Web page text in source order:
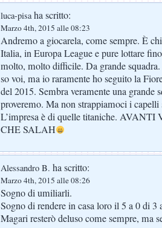
luca-pisaha scritto:
Marzo 4th, 2015 alle 08:23
Andremo a giocarela, come sempre. È
Italia, in Europa League e pure lottare
molto, molto difficile. Da grande
so voi, ma io raramente ho seguito la
del 2015. Sembra veramente una grande
proveremo. Ma non strappiamoci i
L’impresa è di quelle titaniche.
CHE SALAH
Alessandro B. ha scritto:
Marzo 4th, 2015 alle 08:26
Sogno di umiliarli.
Sogno di rendere in casa loro il 5 a 0 di 3
Magari resterò deluso come sempre, ma